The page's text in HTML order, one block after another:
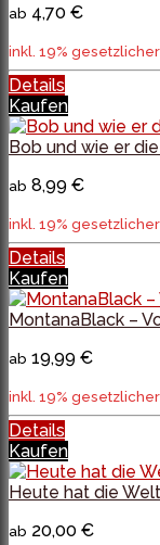
ab 4,70 €
inkl. 19% gesetzlicher
Details
Kaufen
Bob und wie er
ab 8,99 €
inkl. 19% gesetzlicher
Details
Kaufen
MontanaBlack –
ab 19,99 €
inkl. 19% gesetzlicher
Details
Kaufen
Heute hat die
ab 20,00 €